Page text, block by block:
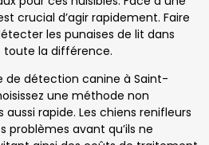
crucial d’agir rapidement. Faire
les punaises de lit dans
toute la différence.
de détection canine à Saint-
une méthode non
rapide. Les chiens renifleurs
problèmes avant qu’ils ne